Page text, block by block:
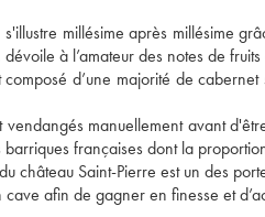
millésime après millésime
à l’amateur des notes de
d’une majorité de
manuellement avant
françaises dont la
château Saint-Pierre est un des
afin de gagner en finesse et